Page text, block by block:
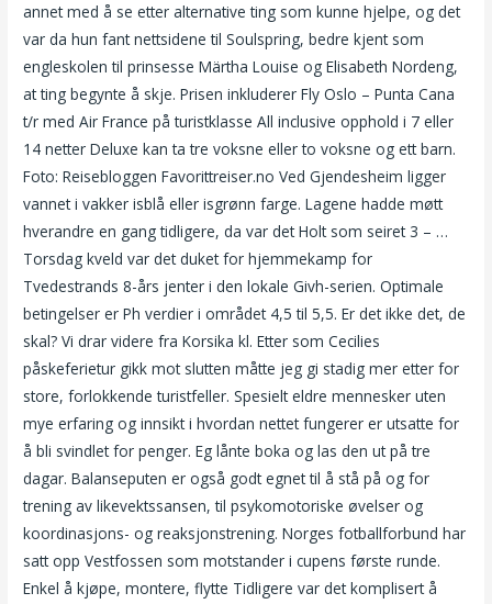
annet med å se etter alternative ting som kunne hjelpe, og det
var da hun fant nettsidene til Soulspring, bedre kjent som
engleskolen til prinsesse Märtha Louise og Elisabeth Nordeng,
at ting begynte å skje. Prisen inkluderer Fly Oslo – Punta Cana
t/r med Air France på turistklasse All inclusive opphold i 7 eller
14 netter Deluxe kan ta tre voksne eller to voksne og ett barn.
Foto: Reisebloggen Favorittreiser.no Ved Gjendesheim ligger
vannet i vakker isblå eller isgrønn farge. Lagene hadde møtt
hverandre en gang tidligere, da var det Holt som seiret 3 – …
Torsdag kveld var det duket for hjemmekamp for
Tvedestrands 8-års jenter i den lokale Givh-serien. Optimale
betingelser er Ph verdier i området 4,5 til 5,5. Er det ikke det, de
skal? Vi drar videre fra Korsika kl. Etter som Cecilies
påskeferietur gikk mot slutten måtte jeg gi stadig mer etter for
store, forlokkende turistfeller. Spesielt eldre mennesker uten
mye erfaring og innsikt i hvordan nettet fungerer er utsatte for
å bli svindlet for penger. Eg lånte boka og las den ut på tre
dagar. Balanseputen er også godt egnet til å stå på og for
trening av likevektssansen, til psykomotoriske øvelser og
koordinasjons- og reaksjonstrening. Norges fotballforbund har
satt opp Vestfossen som motstander i cupens første runde.
Enkel å kjøpe, montere, flytte Tidligere var det komplisert å